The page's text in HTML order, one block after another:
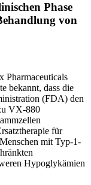
Phase
von
bekannt, dass die
(FDA) den
VX-880
für
mit Typ-1-
Hypoglykämien